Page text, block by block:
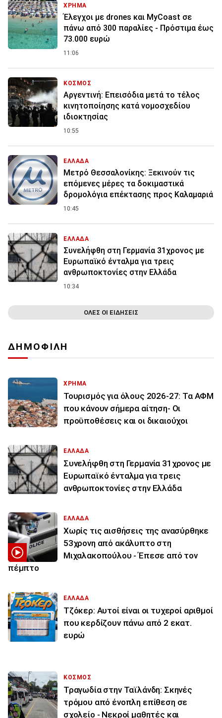
ΧΡΗΜΑ
Έλεγχοι με drones και MyCoast σε
πάνω από 300 παραλίες - Πρόστιμα έως
73.000 ευρώ
11:06
ΚΟΣΜΟΣ
Αργεντινή: Επεισόδια μετά το τέλος
κινητοποίησης κατά νομοσχεδίου
ιδιοκτησίας
10:55
ΕΛΛΑΔΑ
Μετρό Θεσσαλονίκης: Ξεκινούν τις
επόμενες μέρες τα δοκιμαστικά
δρομολόγια επέκτασης προς Καλαμαριά
10:45
ΕΛΛΑΔΑ
Συνελήφθη στη Γερμανία 31χρονος με
Ευρωπαϊκό ένταλμα για τρεις
ανθρωποκτονίες στην Ελλάδα
10:34
ΟΛΕΣ ΟΙ ΕΙΔΗΣΕΙΣ
ΔΗΜΟΦΙΛΗ
ΧΡΗΜΑ
Τουρισμός για όλους 2026-27: Τα ΑΦΜ
που κάνουν σήμερα αίτηση- Οι
προϋποθέσεις και οι δικαιούχοι
ΕΛΛΑΔΑ
Συνελήφθη στη Γερμανία 31χρονος με
Ευρωπαϊκό ένταλμα για τρεις
ανθρωποκτονίες στην Ελλάδα
ΕΛΛΑΔΑ
Χωρίς τις αισθήσεις της ανασύρθηκε
53χρονη από ακάλυπτο στη
Μιχαλακοπούλου - Έπεσε από τον
πέμπτο
ΕΛΛΑΔΑ
Τζόκερ: Αυτοί είναι οι τυχεροί αριθμοί
που κερδίζουν πάνω από 2 εκατ.
ευρώ
ΚΟΣΜΟΣ
Τραγωδία στην Ταϊλάνδη: Σκηνές
τρόμου από ένοπλη επίθεση σε
σχολείο - Νεκροί μαθητές και